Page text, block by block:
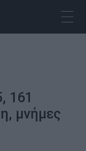
161
μνήμες